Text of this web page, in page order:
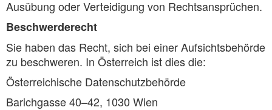
Ausübung oder Verteidigung von Rechtsansprüchen.
Beschwerderecht
Sie haben das Recht, sich bei einer Aufsichtsbehörde
zu beschweren. In Österreich ist dies die:
Österreichische Datenschutzbehörde
Barichgasse 40–42, 1030 Wien